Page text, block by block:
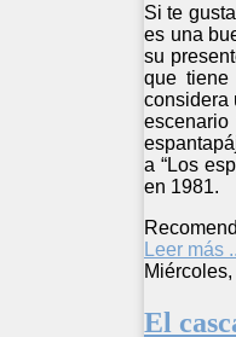
Si te
es una
su
que tiene
considera
a “Los
en 1981.
Leer más
El